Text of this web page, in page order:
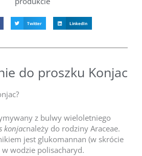
Twitter LinkedIn
do proszku Konjac
z bulwy wieloletniego
konjacnależy do rodziny Araceae.
jest glukomannan (w skrócie
w wodzie polisacharyd.